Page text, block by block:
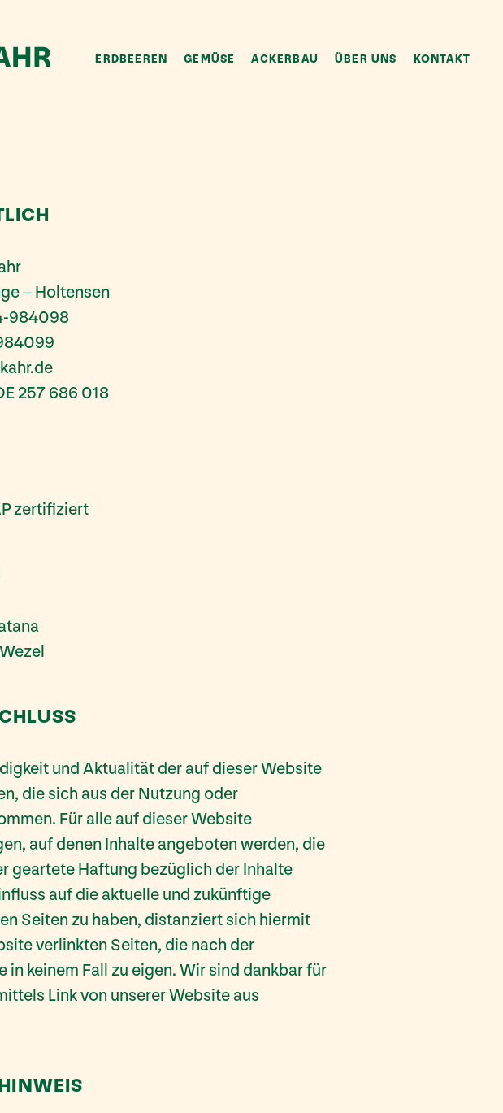
ERDBEEREN GEMÜSE ACKERBAU ÜBER UNS KONTAKT
– Holtensen
984098
257 686 018
zertifiziert
und Aktualität der auf dieser Website
die sich aus der Nutzung oder
Für alle auf dieser Website
auf denen Inhalte angeboten werden, die
geartete Haftung bezüglich der Inhalte
auf die aktuelle und zukünftige
Seiten zu haben, distanziert sich hiermit
verlinkten Seiten, die nach der
keinem Fall zu eigen. Wir sind dankbar für
Link von unserer Website aus